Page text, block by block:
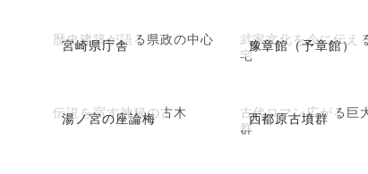
宮崎県庁舎
歴史建築が語る県政の中心 豫章館（予章館）
武家文化を今に伝え
宅
湯ノ宮の座論梅
伝説を宿す神秘の古木 西都原古墳群
古代ロマン広がる巨
群